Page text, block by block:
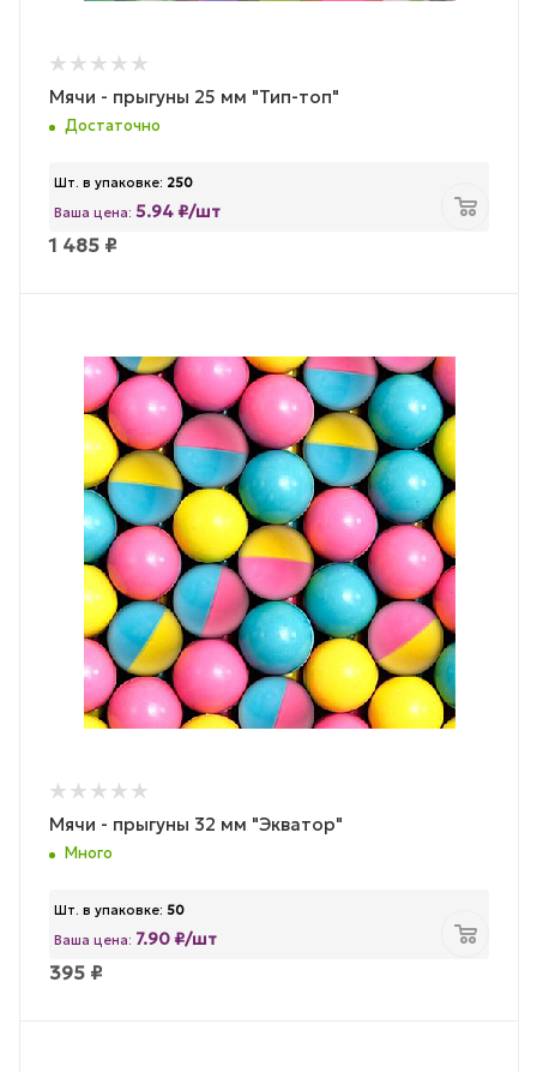
Мячи - прыгуны 25 мм "Тип-топ"
Достаточно
Шт. в упаковке: 250
Ваша цена: 5.94 ₽/шт
1 485 ₽
Мячи - прыгуны 32 мм "Экватор"
Много
Шт. в упаковке: 50
Ваша цена: 7.90 ₽/шт
395 ₽